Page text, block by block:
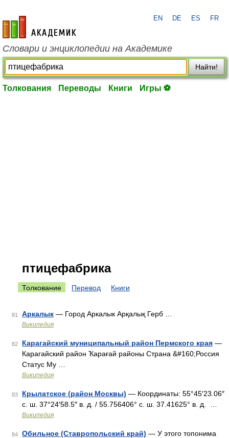
academic.ru
EN DE ES FR
Словари и энциклопедии на Академике
Найти!
Толкования Переводы Книги Игры ⚽
птицефабрика
Толкование Перевод Книги
81 Аркалык — Город Аркалык Арқалық Герб …
Википедия
82 Карагайский муниципальный район Пермского края —
Карагайский район Ҡарағай районы Страна &#160;Россия
Статус Му …
Википедия
83 Крылатское (район Москвы) — Координаты: 55°45′23.06″
с. ш. 37°24′58.5″ в. д. / 55.756406° с. ш. 37.41625° в. д. …
Википедия
84 Обильное (Ставропольский край) — У этого топонима